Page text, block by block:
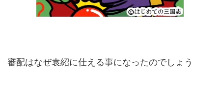
審配はなぜ袁紹に仕える事になったのでしょう